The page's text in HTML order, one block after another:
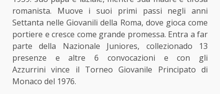
romanista. Muove i suoi primi passi negli anni
Settanta nelle Giovanili della Roma, dove gioca come
portiere e cresce come grande promessa. Entra a far
parte della Nazionale Juniores, collezionado 13
presenze e altre 6 convocazioni e con gli
Azzurrini vince il Torneo Giovanile Principato di
Monaco del 1976.